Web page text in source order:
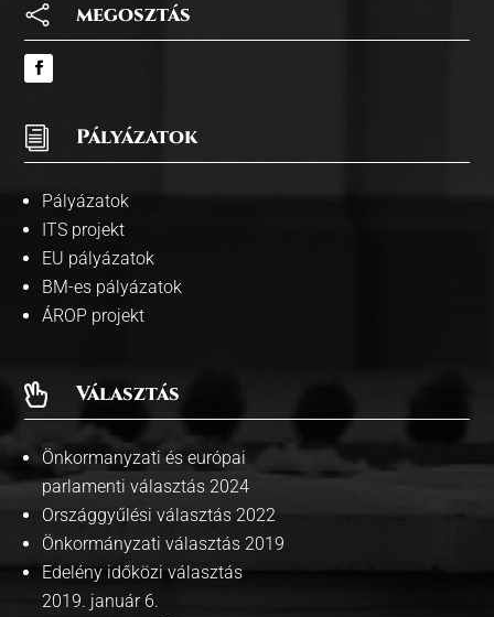
 megosztás
i Pályázatok
Pályázatok
ITS projekt
EU pályázatok
BM-es pályázatok
ÁROP projekt
 Választás
Önkormanyzati és európai
parlamenti választás 2024
Országgyűlési választás 2022
Önkormányzati választás 2019
Edelény időközi választás
2019. január 6.